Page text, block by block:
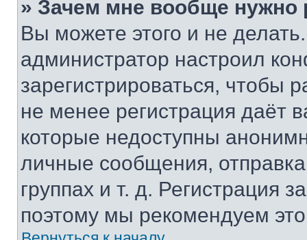
» Зачем мне вообще нужно
Вы можете этого и не
администратор настроил
зарегистрироваться, чтобы
не менее регистрация даёт
которые недоступны
личные сообщения,
группах и т. д. Регистрация
поэтому мы рекомендуем